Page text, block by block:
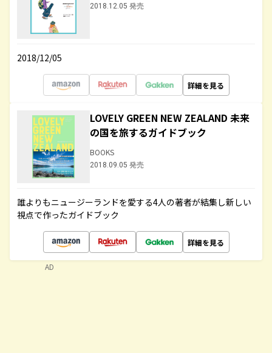
2018.12.05 発売
2018/12/05
詳細を見る
LOVELY GREEN NEW ZEALAND 未来
の国を旅するガイドブック
BOOKS
2018.09.05 発売
誰よりもニュージーランドを愛する4人の著者が結集し新しい
視点で作ったガイドブック
詳細を見る
AD